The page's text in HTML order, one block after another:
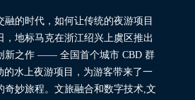
融的时代，如何让传统的夜游项目
，地标马克在浙江绍兴上虞区推出
新之作 —— 全国首个城市 CBD 群
的水上夜游项目，为游客带来了一
奇妙旅程。文旅融合和数字技术,文